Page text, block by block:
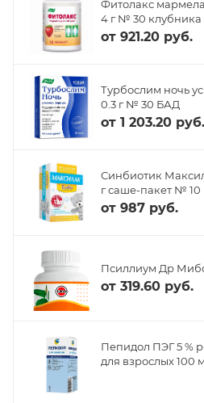
Фитолакс
4 г № 30
от 921.20 руб.
Турбослим ночь
0.3 г № 30 БАД
от 1 203.20 руб.
Синбиотик
г саше-пакет №
от 987 руб.
Псиллиум Др
от 319.60 руб.
Пепидол ПЭГ 5 %
для взрослых 100